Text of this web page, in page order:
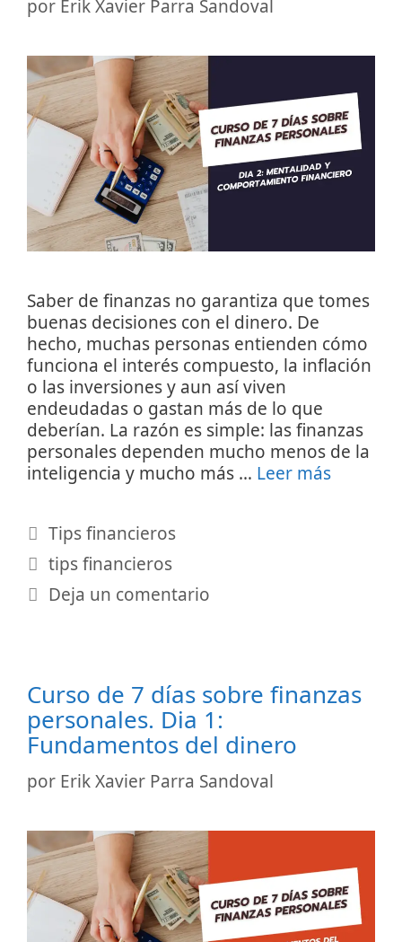
por Erik Xavier Parra Sandoval
Saber de finanzas no garantiza que tomes
buenas decisiones con el dinero. De
hecho, muchas personas entienden cómo
funciona el interés compuesto, la inflación
o las inversiones y aun así viven
endeudadas o gastan más de lo que
deberían. La razón es simple: las finanzas
personales dependen mucho menos de la
inteligencia y mucho más … Leer más
Categorías
Tips financieros
Etiquetas
tips financieros
Deja un comentario
Curso de 7 días sobre finanzas
personales. Dia 1:
Fundamentos del dinero
por Erik Xavier Parra Sandoval